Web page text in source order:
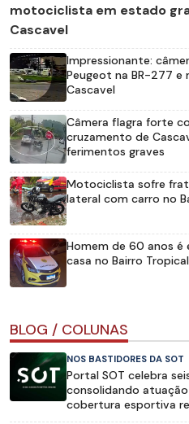
motociclista em estado
Cascavel
Impressionante:
Peugeot na BR-277
Cascavel
Câmera flagra forte
cruzamento de
ferimentos graves
Motociclista sofre
lateral com carro no
Homem de 60 anos
casa no Bairro
BLOG / COLUNAS
NOS BASTIDORES DA SOT
Portal SOT celebra
consolidando
cobertura esportiva